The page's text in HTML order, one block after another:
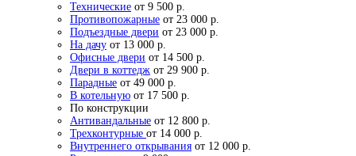
Технические от 9 500 р.
Противопожарные от 23 000 р.
Подъездные двери от 23 000 р.
На дачу от 13 000 р.
Офисные двери от 14 500 р.
Двери в коттедж от 29 900 р.
Парадные от 49 000 р.
В котельную от 17 500 р.
По конструкции
Антивандальные от 12 800 р.
Трехконтурные от 14 000 р.
Внутреннего открывания от 12 000 р.